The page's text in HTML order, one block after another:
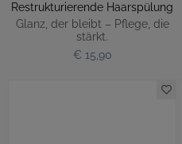
Restrukturierende Haarspülung
Glanz, der bleibt – Pflege, die
stärkt.
€ 15,90